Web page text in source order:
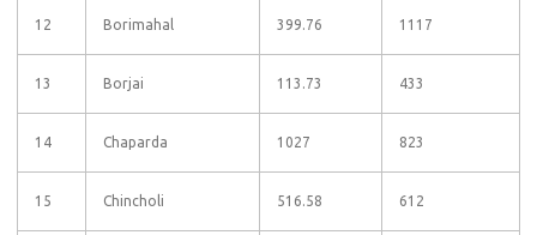
12 Borimahal 399.76 1117
13 Borjai 113.73 433
14 Chaparda 1027 823
15 Chincholi 516.58 612